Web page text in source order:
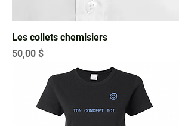
Les collets chemisiers
Prix
50,00 $